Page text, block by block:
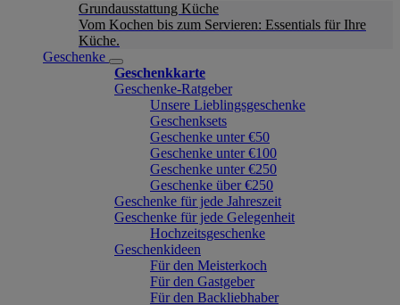
Grundausstattung Küche
Vom Kochen bis zum Servieren: Essentials für Ihre
Küche.
Geschenke
Geschenkkarte
Geschenke-Ratgeber
Unsere Lieblingsgeschenke
Geschenksets
Geschenke unter €50
Geschenke unter €100
Geschenke unter €250
Geschenke über €250
Geschenke für jede Jahreszeit
Geschenke für jede Gelegenheit
Hochzeitsgeschenke
Geschenkideen
Für den Meisterkoch
Für den Gastgeber
Für den Backliebhaber